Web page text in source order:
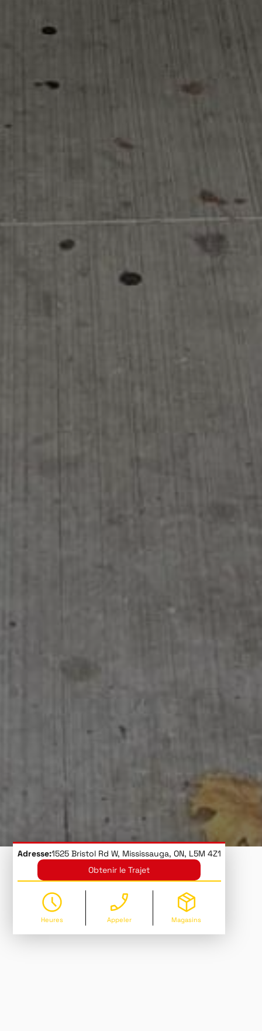
Adresse:1525 Bristol Rd W, Mississauga, ON, L5M 4Z1
Obtenir le Trajet
Heures Appeler Magasins